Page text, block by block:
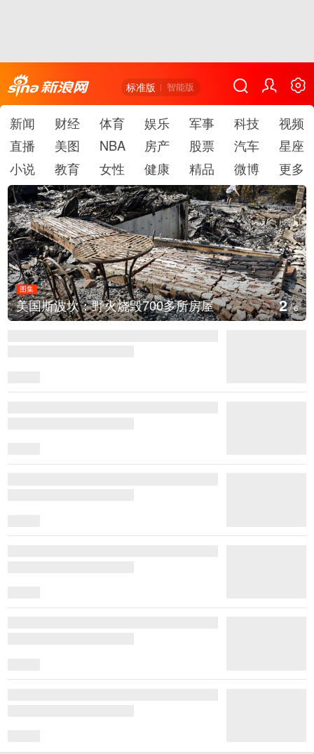
标准版 智能版
新闻 财经 体育 娱乐 军事 科技
视频
直播
美图 NBA 房产 股票 汽车
星座
小说
教育 女性 健康 精品 微博 更多
图集
美国斯波坎：野火烧毁700多所房屋 2/6